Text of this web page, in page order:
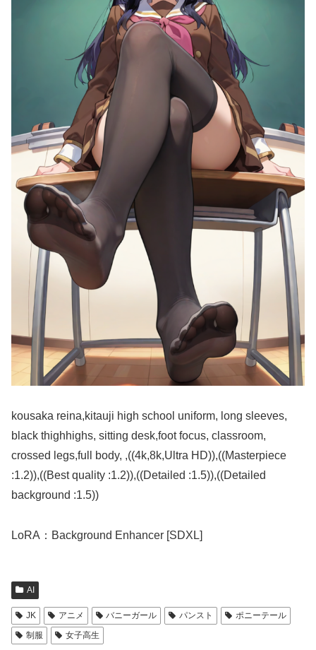
kousaka reina,kitauji high school uniform, long sleeves,
black thighhighs, sitting desk,foot focus, classroom,
crossed legs,full body, ,((4k,8k,Ultra HD)),((Masterpiece
:1.2)),((Best quality :1.2)),((Detailed :1.5)),((Detailed
background :1.5))
LoRA：Background Enhancer [SDXL]
AI
JK アニメ バニーガール パンスト
ポニーテール
制服
女子高生